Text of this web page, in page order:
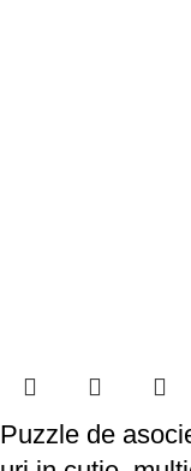
Puzzle de